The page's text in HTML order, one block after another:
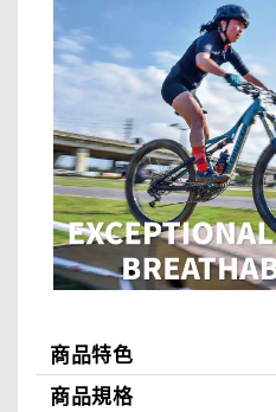
商品特色
商品規格